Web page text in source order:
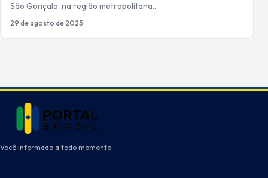
São Gonçalo, na região metropolitana…
29 de agosto de 2025
Você informado a todo momento